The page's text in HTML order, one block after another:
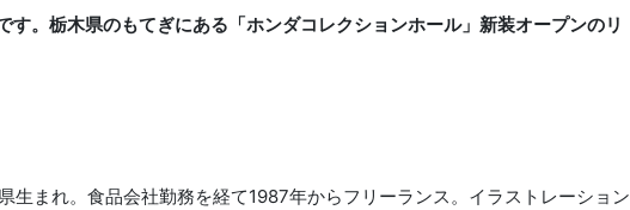
。栃木県のもてぎにある「ホンダコレクションホール」新装オープンのリ
生まれ。食品会社勤務を経て1987年からフリーランス。イラストレーション